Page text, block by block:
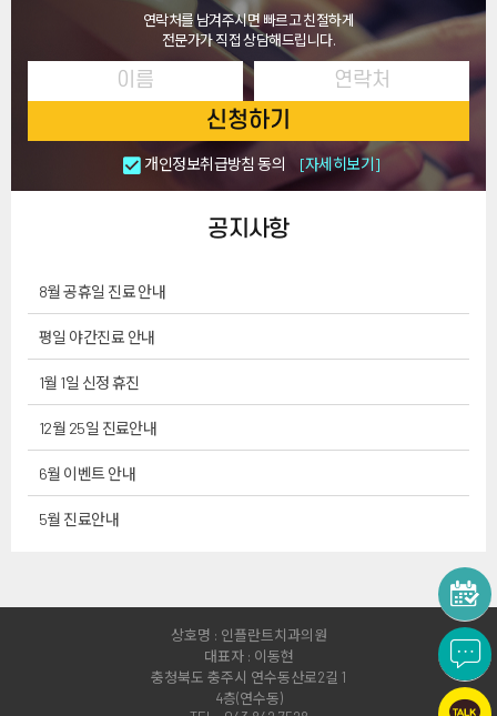
공지사항
8월 공휴일 진료 안내
평일 야간진료 안내
1월 1일 신정 휴진
12월 25일 진료안내
6월 이벤트 안내
5월 진료안내
연락처를 남겨주시면 빠르고 친절하게
전문가가 직접 상담해드립니다.
신청하기
개인정보취급방침 동의 [자세히보기]
상호명 : 인플란트치과의원
대표자 : 이동현
충청북도 충주시 연수동산로2길 1
4층(연수동)